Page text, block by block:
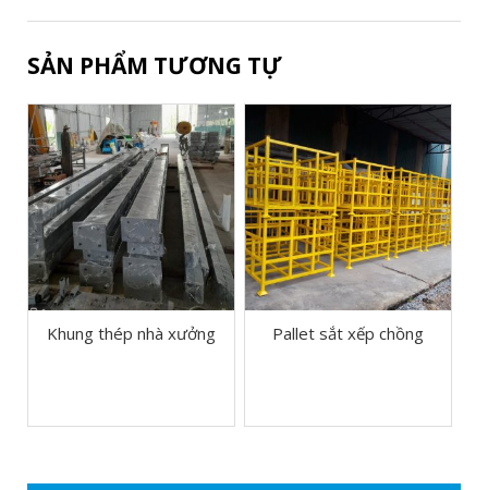
SẢN PHẨM TƯƠNG TỰ
Khung thép nhà xưởng Pallet sắt xếp chồng